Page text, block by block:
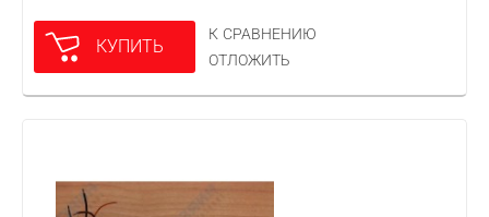
КУПИТЬ
К СРАВНЕНИЮ
ОТЛОЖИТЬ